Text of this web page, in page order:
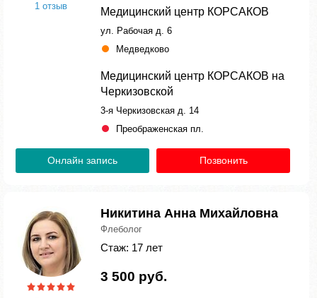
1 отзыв Медицинский центр КОРСАКОВ
ул. Рабочая д. 6
Медведково
Медицинский центр КОРСАКОВ на
Черкизовской
3-я Черкизовская д. 14
Преображенская пл.
Онлайн запись Позвонить
Никитина Анна Михайловна
Флеболог
Стаж: 17 лет
3 500 руб.